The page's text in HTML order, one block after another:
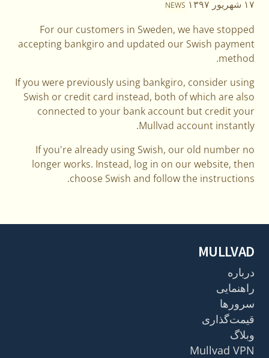
۱۷ شهریور ۱۳۹۷ NEWS
For our customers in Sweden, we have stopped
accepting bankgiro and updated our Swish payment
method.
If you were previously using bankgiro, consider using
Swish or credit card instead, both of which are also
connected to your bank account but credit your
Mullvad account instantly.
If you're already using Swish, our old number no
longer works. Instead, log in on our website, then
choose Swish and follow the instructions.
MULLVAD
درباره
راهنمایی
سرورها
قیمت‌گذاری
وبلاگ
Mullvad VPN